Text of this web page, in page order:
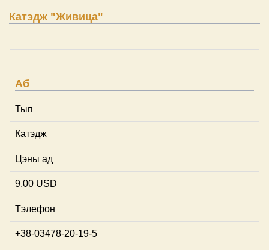
Катэдж "Живица"
Аб
Тып
Катэдж
Цэны ад
9,00 USD
Тэлефон
+38-03478-20-19-5